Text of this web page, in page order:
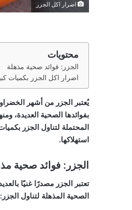
اضرار اكل الجزر
محتويات
الجزر: فوائد صحية مذهلة
اضرار اكل الجزر بكميات
يُعتبر الجزر من أشهر
بفوائدها الصحية العديدة،
المحتملة لتناول الجزر
استهلاكها.
الجزر: فوائد صحية
تعتبر الجزر مصدرًا غنيًا
الصحية المذهلة لتناول الجزر: